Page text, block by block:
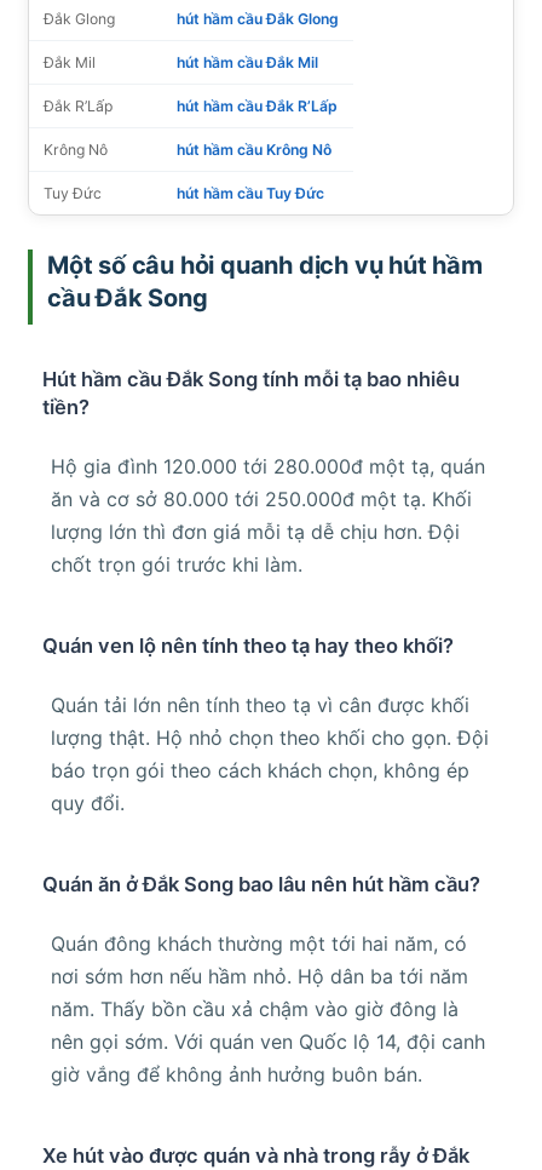
Đắk Glong hút hầm cầu Đắk Glong
Đắk Mil hút hầm cầu Đắk Mil
Đắk R’Lấp hút hầm cầu Đắk R’Lấp
Krông Nô hút hầm cầu Krông Nô
Tuy Đức hút hầm cầu Tuy Đức
Một số câu hỏi quanh dịch vụ hút hầm
cầu Đắk Song
Hút hầm cầu Đắk Song tính mỗi tạ bao nhiêu
tiền?
Hộ gia đình 120.000 tới 280.000đ một tạ, quán
ăn và cơ sở 80.000 tới 250.000đ một tạ. Khối
lượng lớn thì đơn giá mỗi tạ dễ chịu hơn. Đội
chốt trọn gói trước khi làm.
Quán ven lộ nên tính theo tạ hay theo khối?
Quán tải lớn nên tính theo tạ vì cân được khối
lượng thật. Hộ nhỏ chọn theo khối cho gọn. Đội
báo trọn gói theo cách khách chọn, không ép
quy đổi.
Quán ăn ở Đắk Song bao lâu nên hút hầm cầu?
Quán đông khách thường một tới hai năm, có
nơi sớm hơn nếu hầm nhỏ. Hộ dân ba tới năm
năm. Thấy bồn cầu xả chậm vào giờ đông là
nên gọi sớm. Với quán ven Quốc lộ 14, đội canh
giờ vắng để không ảnh hưởng buôn bán.
Xe hút vào được quán và nhà trong rẫy ở Đắk